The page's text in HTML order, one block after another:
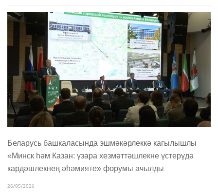
Беларусь башкаласында эшмәкәрлеккә кагылышлы
«Минск һәм Казан: үзара хезмәттәшлекне үстерүдә
кардәшлекнең әһәмияте» форумы ачылды
26/05/2026